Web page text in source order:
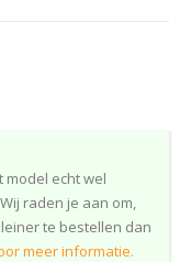
model echt wel
raden je aan om,
te bestellen dan
meer informatie.